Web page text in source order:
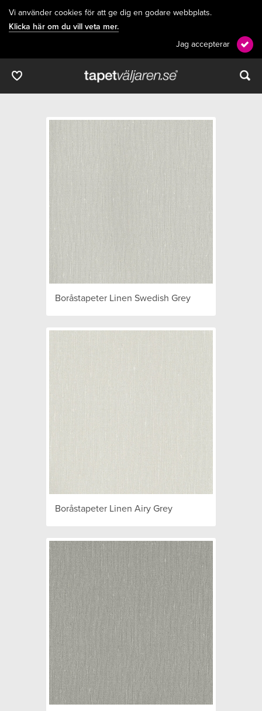
Vi använder cookies för att ge dig en godare webbplats.
Klicka här om du vill veta mer.
Jag accepterar
Boråstapeter Linen Swedish Grey
Boråstapeter Linen Airy Grey